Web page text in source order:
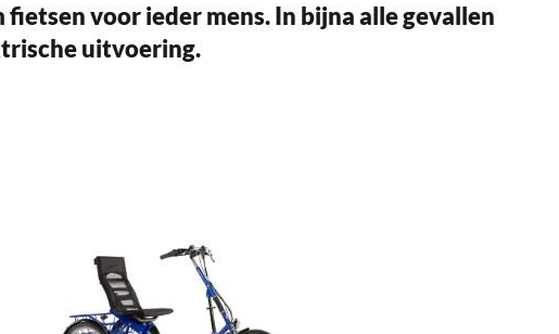
voor ieder mens. In bijna alle gevallen
uitvoering.